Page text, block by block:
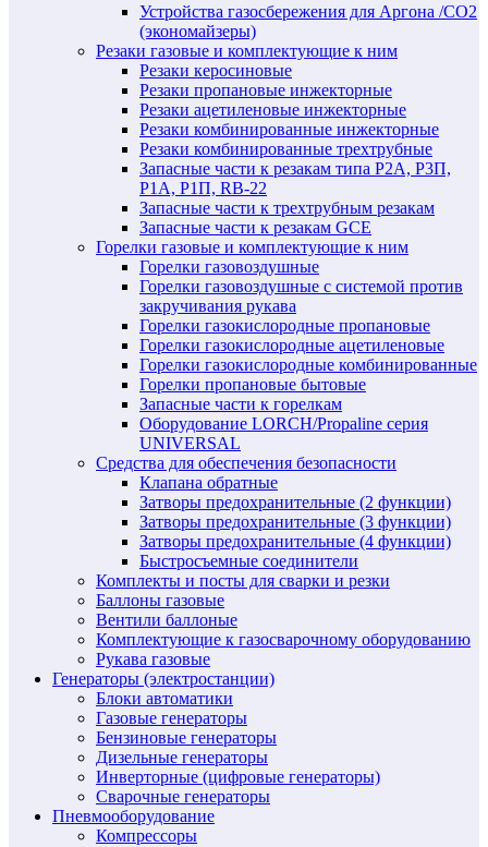
Устройства газосбережения для Аргона /СО2
(экономайзеры)
Резаки газовые и комплектующие к ним
Резаки керосиновые
Резаки пропановые инжекторные
Резаки ацетиленовые инжекторные
Резаки комбинированные инжекторные
Резаки комбинированные трехтрубные
Запасные части к резакам типа Р2А, Р3П,
Р1А, Р1П, RB-22
Запасные части к трехтрубным резакам
Запасные части к резакам GCE
Горелки газовые и комплектующие к ним
Горелки газовоздушные
Горелки газовоздушные с системой против
закручивания рукава
Горелки газокислородные пропановые
Горелки газокислородные ацетиленовые
Горелки газокислородные комбинированные
Горелки пропановые бытовые
Запасные части к горелкам
Оборудование LORCH/Propaline серия
UNIVERSAL
Средства для обеспечения безопасности
Клапана обратные
Затворы предохранительные (2 функции)
Затворы предохранительные (3 функции)
Затворы предохранительные (4 функции)
Быстросъемные соединители
Комплекты и посты для сварки и резки
Баллоны газовые
Вентили баллоные
Комплектующие к газосварочному оборудованию
Рукава газовые
Генераторы (электростанции)
Блоки автоматики
Газовые генераторы
Бензиновые генераторы
Дизельные генераторы
Инверторные (цифровые генераторы)
Сварочные генераторы
Пневмооборудование
Компрессоры